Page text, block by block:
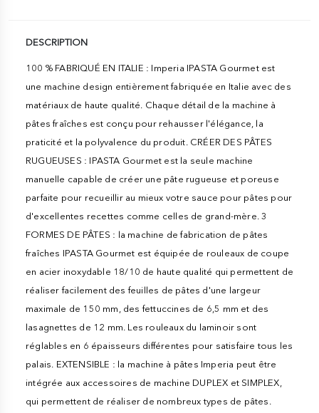
DESCRIPTION
100 % FABRIQUÉ EN ITALIE : Imperia IPASTA Gourmet est
une machine design entièrement fabriquée en Italie avec des
matériaux de haute qualité. Chaque détail de la machine à
pâtes fraîches est conçu pour rehausser l'élégance, la
praticité et la polyvalence du produit. CRÉER DES PÂTES
RUGUEUSES : IPASTA Gourmet est la seule machine
manuelle capable de créer une pâte rugueuse et poreuse
parfaite pour recueillir au mieux votre sauce pour pâtes pour
d'excellentes recettes comme celles de grand-mère. 3
FORMES DE PÂTES : la machine de fabrication de pâtes
fraîches IPASTA Gourmet est équipée de rouleaux de coupe
en acier inoxydable 18/10 de haute qualité qui permettent de
réaliser facilement des feuilles de pâtes d'une largeur
maximale de 150 mm, des fettuccines de 6,5 mm et des
lasagnettes de 12 mm. Les rouleaux du laminoir sont
réglables en 6 épaisseurs différentes pour satisfaire tous les
palais. EXTENSIBLE : la machine à pâtes Imperia peut être
intégrée aux accessoires de machine DUPLEX et SIMPLEX,
qui permettent de réaliser de nombreux types de pâtes.